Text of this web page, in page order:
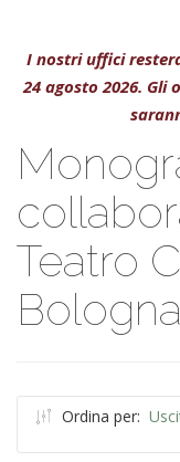
I nostri uffici
24 agosto 2026. Gli
Teatro
Bologna
Ordina per: